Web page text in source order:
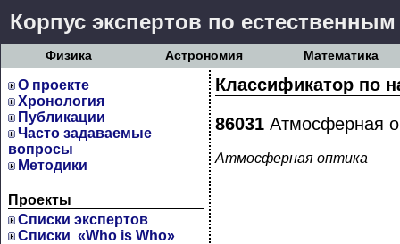
Корпус экспертов по
Физика Астрономия Математика
О проекте
Хронология
Публикации
Часто задаваемые
вопросы
Методики
Проекты
Cписки экспертов
Списки «Who is Who»
Классификатор по
86031 Атмосферная
Атмосферная оптика